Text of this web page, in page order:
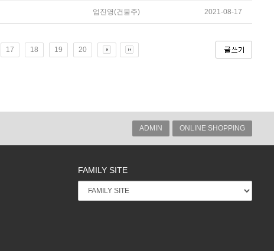
엄진영(건물주) 2021-08-17
17 18 19 20
ADMIN ONLINE SHOPPING
FAMILY SITE